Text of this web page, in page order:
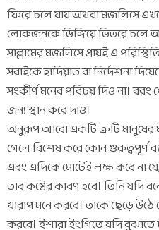
ফিরে চলে যায় অথবা মজলিসে
লোকজনকে ডিঙ্গিয়ে ভিতরে চলে
সাল্লামের মজলিসে প্রায়ই এ
সবাইকে হাদিয়াত বা নির্দেশনা
সংকীর্ণ মনের পরিচয় দিও না।
জন্য স্থান করে দাও।
অনুরূপ আরো একটি ত্রুটি মানুষের
গেলে বিশেষ করে কোন গুরুত্বপূর্ণ
এবং এদিকে মোটেই লক্ষ করে না
তার কষ্টের কারণ হবে। তিনি যদি
খারাপ মনে করবে। তাকে ছেড়ে
করবে। ইশারা ইংগিতে যদি